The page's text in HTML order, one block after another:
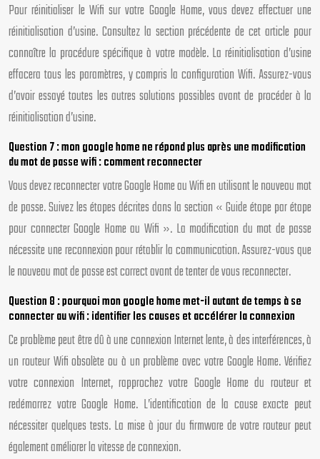
Pour réinitialiser le Wifi sur votre Google Home, vous devez effectuer une
réinitialisation d’usine. Consultez la section précédente de cet article pour
connaître la procédure spécifique à votre modèle. La réinitialisation d’usine
effacera tous les paramètres, y compris la configuration Wifi. Assurez-vous
d’avoir essayé toutes les autres solutions possibles avant de procéder à la
réinitialisation d’usine.
Question 7 : mon google home ne répond plus après une modification
du mot de passe wifi : comment reconnecter
Vous devez reconnecter votre Google Home au Wifi en utilisant le nouveau mot
de passe. Suivez les étapes décrites dans la section « Guide étape par étape
pour connecter Google Home au Wifi ». La modification du mot de passe
nécessite une reconnexion pour rétablir la communication. Assurez-vous que
le nouveau mot de passe est correct avant de tenter de vous reconnecter.
Question 8 : pourquoi mon google home met-il autant de temps à se
connecter au wifi : identifier les causes et accélérer la connexion
Ce problème peut être dû à une connexion Internet lente, à des interférences, à
un routeur Wifi obsolète ou à un problème avec votre Google Home. Vérifiez
votre connexion Internet, rapprochez votre Google Home du routeur et
redémarrez votre Google Home. L’identification de la cause exacte peut
nécessiter quelques tests. La mise à jour du firmware de votre routeur peut
également améliorer la vitesse de connexion.